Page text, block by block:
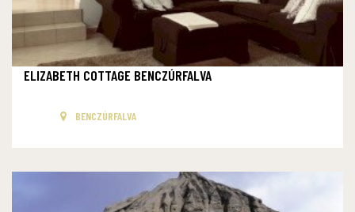
ELIZABETH COTTAGE BENCZÚRFALVA
BENCZÚRFALVA